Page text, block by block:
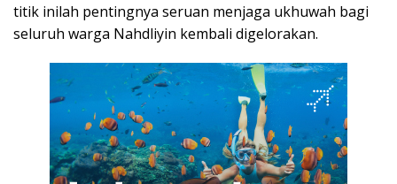
titik inilah pentingnya seruan menjaga ukhuwah bagi
seluruh warga Nahdliyin kembali digelorakan.